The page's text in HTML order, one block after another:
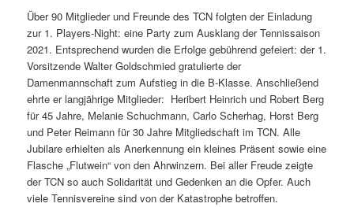
Über 90 Mitglieder und Freunde des TCN folgten der Einladung
zur 1. Players-Night: eine Party zum Ausklang der Tennissaison
2021. Entsprechend wurden die Erfolge gebührend gefeiert: der 1.
Vorsitzende Walter Goldschmied gratulierte der
Damenmannschaft zum Aufstieg in die B-Klasse. Anschließend
ehrte er langjährige Mitglieder: Heribert Heinrich und Robert Berg
für 45 Jahre, Melanie Schuchmann, Carlo Scherhag, Horst Berg
und Peter Reimann für 30 Jahre Mitgliedschaft im TCN. Alle
Jubilare erhielten als Anerkennung ein kleines Präsent sowie eine
Flasche „Flutwein“ von den Ahrwinzern. Bei aller Freude zeigte
der TCN so auch Solidarität und Gedenken an die Opfer. Auch
viele Tennisvereine sind von der Katastrophe betroffen.